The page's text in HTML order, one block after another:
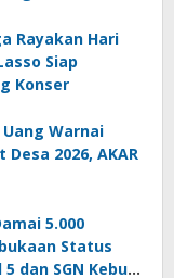
Rayakan Hari
Siap
Konser
Warnai
2026, AKAR
5.000
Status
dan SGN Kebun